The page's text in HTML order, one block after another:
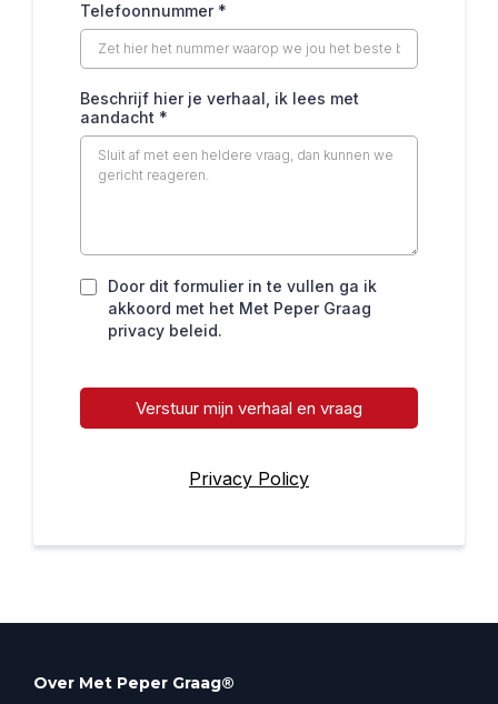
Telefoonnummer *
Beschrijf hier je verhaal, ik lees met
aandacht *
Door dit formulier in te vullen ga ik
akkoord met het Met Peper Graag
privacy beleid.
Verstuur mijn verhaal en vraag
Privacy Policy
Over Met Peper Graag®